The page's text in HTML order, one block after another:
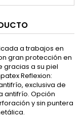
a trabajos en
gran protección en
gracias a su piel
Reflexion:
exclusiva de
antifrío. Opción
y sin puntera